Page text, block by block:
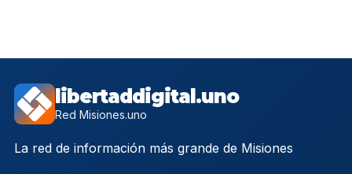
libertaddigital.uno
Red Misiones.uno
La red de información más grande de Misiones